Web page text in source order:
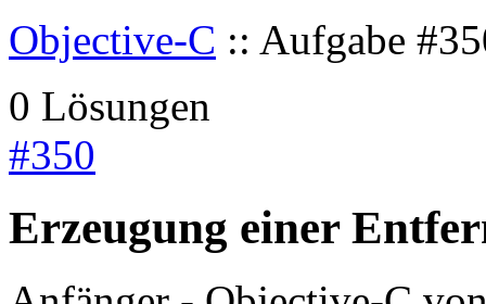
Objective-C :: Aufgabe
0 Lösungen
#350
Erzeugung einer